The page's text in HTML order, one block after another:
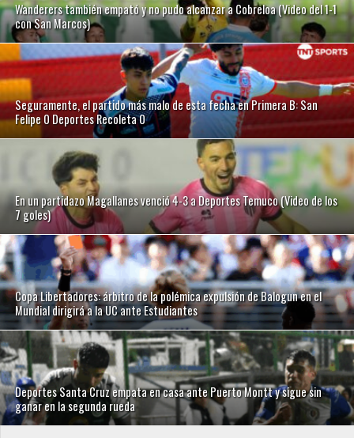
Wanderers también empató y no pudo alcanzar a Cobreloa (Video del 1-1
con San Marcos)
Seguramente, el partido más malo de esta fecha en Primera B: San
Felipe 0 Deportes Recoleta 0
En un partidazo Magallanes venció 4-3 a Deportes Temuco (Video de los
7 goles)
Copa Libertadores: árbitro de la polémica expulsión de Balogun en el
Mundial dirigirá a la UC ante Estudiantes
Deportes Santa Cruz empata en casa ante Puerto Montt y sigue sin
ganar en la segunda rueda